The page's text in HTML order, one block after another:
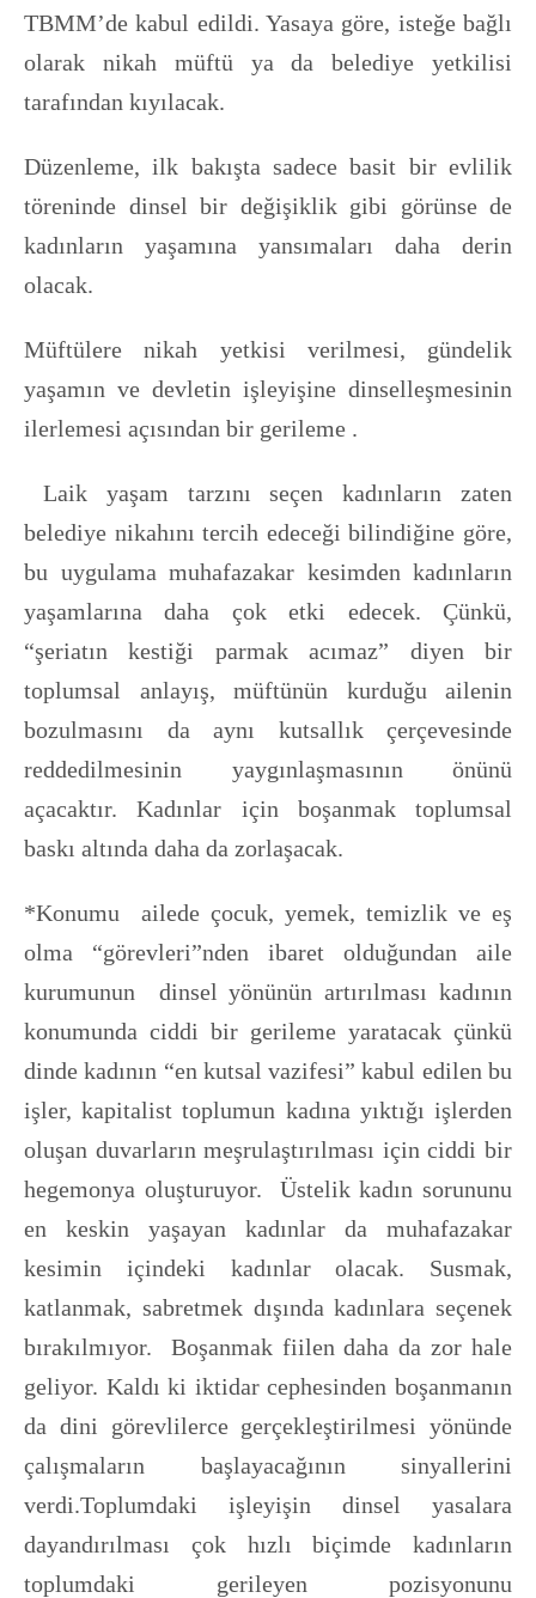
TBMM’de kabul edildi. Yasaya göre, isteğe bağlı
olarak nikah müftü ya da belediye yetkilisi
tarafından kıyılacak.
Düzenleme, ilk bakışta sadece basit bir evlilik
töreninde dinsel bir değişiklik gibi görünse de
kadınların yaşamına yansımaları daha derin
olacak.
Müftülere nikah yetkisi verilmesi, gündelik
yaşamın ve devletin işleyişine dinselleşmesinin
ilerlemesi açısından bir gerileme .
Laik yaşam tarzını seçen kadınların zaten
belediye nikahını tercih edeceği bilindiğine göre,
bu uygulama muhafazakar kesimden kadınların
yaşamlarına daha çok etki edecek. Çünkü,
“şeriatın kestiği parmak acımaz” diyen bir
toplumsal anlayış, müftünün kurduğu ailenin
bozulmasını da aynı kutsallık çerçevesinde
reddedilmesinin yaygınlaşmasının önünü
açacaktır. Kadınlar için boşanmak toplumsal
baskı altında daha da zorlaşacak.
*Konumu ailede çocuk, yemek, temizlik ve eş
olma “görevleri”nden ibaret olduğundan aile
kurumunun dinsel yönünün artırılması kadının
konumunda ciddi bir gerileme yaratacak çünkü
dinde kadının “en kutsal vazifesi” kabul edilen bu
işler, kapitalist toplumun kadına yıktığı işlerden
oluşan duvarların meşrulaştırılması için ciddi bir
hegemonya oluşturuyor. Üstelik kadın sorununu
en keskin yaşayan kadınlar da muhafazakar
kesimin içindeki kadınlar olacak. Susmak,
katlanmak, sabretmek dışında kadınlara seçenek
bırakılmıyor. Boşanmak fiilen daha da zor hale
geliyor. Kaldı ki iktidar cephesinden boşanmanın
da dini görevlilerce gerçekleştirilmesi yönünde
çalışmaların başlayacağının sinyallerini
verdi.Toplumdaki işleyişin dinsel yasalara
dayandırılması çok hızlı biçimde kadınların
toplumdaki gerileyen pozisyonunu